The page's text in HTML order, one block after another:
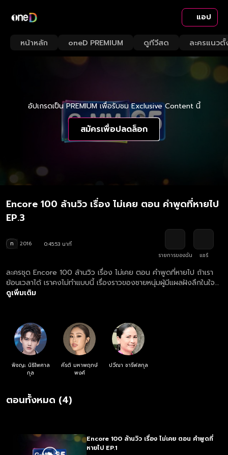
แอป
หน้าหลัก oneD PREMIUM ดูทีวีสด ละครแนวตั้
อัปเกรดเป็น PREMIUM เพื่อรับชม Exclusive Content นี้
สมัครเพื่อปลดล็อก
Encore 100 ล้านวิว เรื่อง ไม่เคย ตอน คำพูดที่หายไป
EP.3
ท 2016
0:45:53 นาที
รายการของฉัน
แชร์
ละครชุด Encore 100 ล้านวิว เรื่อง ไม่เคย ตอน คำพูดที่หายไป ถ้าเรา
ย้อนเวลาได้ เราคงไม่ทำแบบนี้ เรื่องราวของชายหนุ่มผู้มีแผลฝังลึกในใจ
“พีท” (กอล์ฟ – พิชญะ นิธิไพศาลกุล) เขาเก็บตัวอยู่ในห้องด้วยอาการ
แพทย์สาวที่ช่วยชีวิตพีทไว้ได้ ความใกล้ชิดของณดาและพีททำให้ทั้งคู่เริ่ม
มีใจให้กันและกัน อาการของพีทก็ค่อยๆดีขึ้นตามลำดับ แต่แล้วพีทกลับ
รู้สึกกลัวกับความสุขที่เขาได้รับ เขายังทำใจไม่ได้ที่จะให้อภัยตัวเอง ณดาจะ
ทำเช่นไรเพื่อให้ พีทกลับมาเป็นคนเดิม และใช้ชีวิตได้ตามปกติ รักของเธอ
จะทำให้เขาหายจากความปวดร้าวได้หรือไม่
ดูเพิ่มเติม
พิชญะ นิธิไพศาล
กุล
คีรติ มหาพฤกษ์
พงศ์
ปวีณา ชารีฟสกุล
ตอนทั้งหมด (4)
Encore 100 ล้านวิว เรื่อง ไม่เคย ตอน คำพูดที่
หายไป EP.1